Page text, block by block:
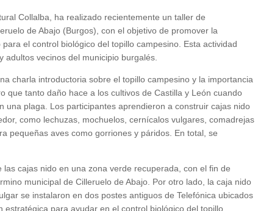
Collalba, ha realizado recientemente un taller de
de Abajo (Burgos), con el objetivo de promover la
el control biológico del topillo campesino. Esta actividad
vecinos del municipio burgalés.
charla introductoria sobre el topillo campesino y la importancia
que tanto daño hace a los cultivos de Castilla y León cuando
una plaga. Los participantes aprendieron a construir cajas nido
como lechuzas, mochuelos, cernícalos vulgares, comadrejas
pequeñas aves como gorriones y páridos. En total, se
cajas nido en una zona verde recuperada, con el fin de
municipal de Cilleruelo de Abajo. Por otro lado, la caja nido
se instalaron en dos postes antiguos de Telefónica ubicados
para ayudar en el control biológico del topillo